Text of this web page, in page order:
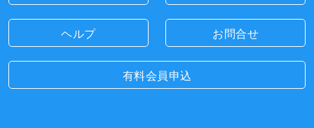
ヘルプ お問合せ
有料会員申込